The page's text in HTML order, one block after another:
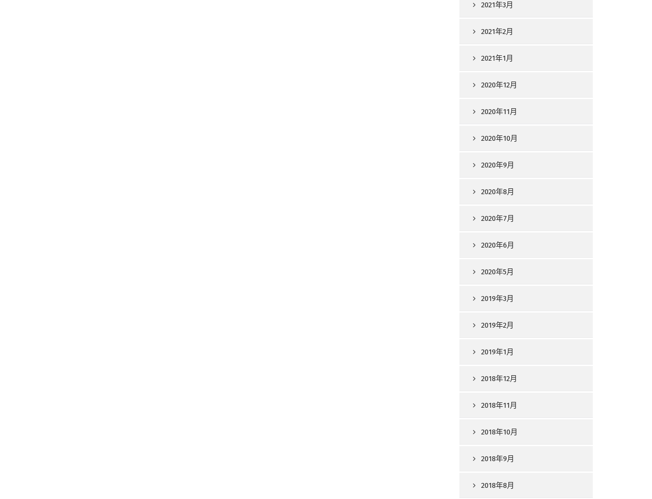
2021年3月
2021年2月
2021年1月
2020年12月
2020年11月
2020年10月
2020年9月
2020年8月
2020年7月
2020年6月
2020年5月
2019年3月
2019年2月
2019年1月
2018年12月
2018年11月
2018年10月
2018年9月
2018年8月